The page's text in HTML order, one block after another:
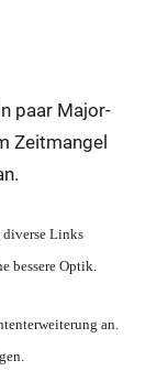
paar Major-
Zeitmangel
diverse Links
bessere Optik.
an.